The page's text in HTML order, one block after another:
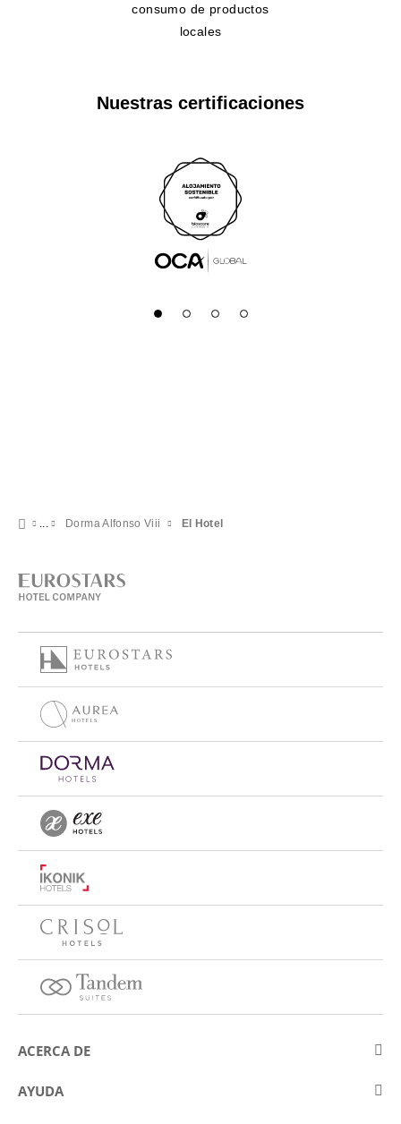
consumo de productos
locales
Nuestras certificaciones
Dorma Alfonso Viii El Hotel
ACERCA DE
Sobre Eurostars Hotel Company
AYUDA